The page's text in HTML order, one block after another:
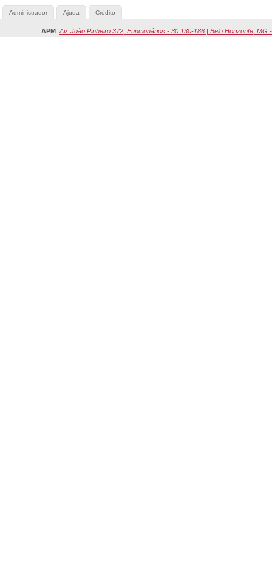
Administrador Ajuda Crédito
APM: Av. João Pinheiro 372, Funcionários - 30.130-186 | Belo Horizonte, MG